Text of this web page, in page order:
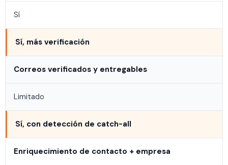
Sí
Sí, más verificación
Correos verificados y entregables
Limitado
Sí, con detección de catch-all
Enriquecimiento de contacto + empresa